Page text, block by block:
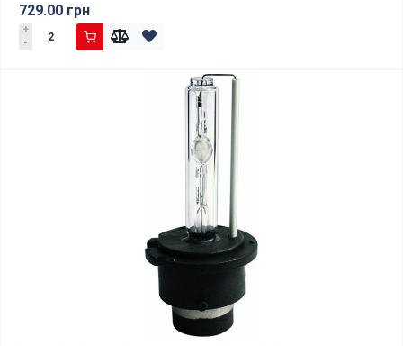
729.00 грн
+
-